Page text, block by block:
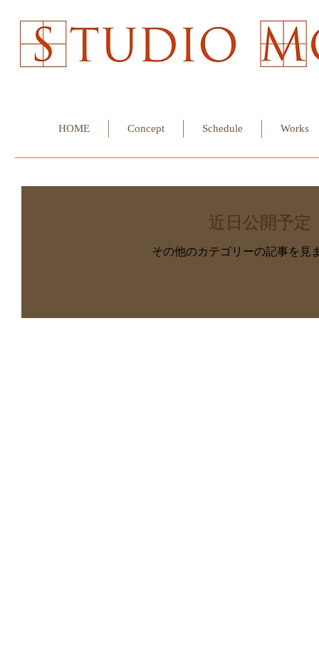
HOME Concept Schedule Works
近日公開予定
その他のカテゴリーの記事を見